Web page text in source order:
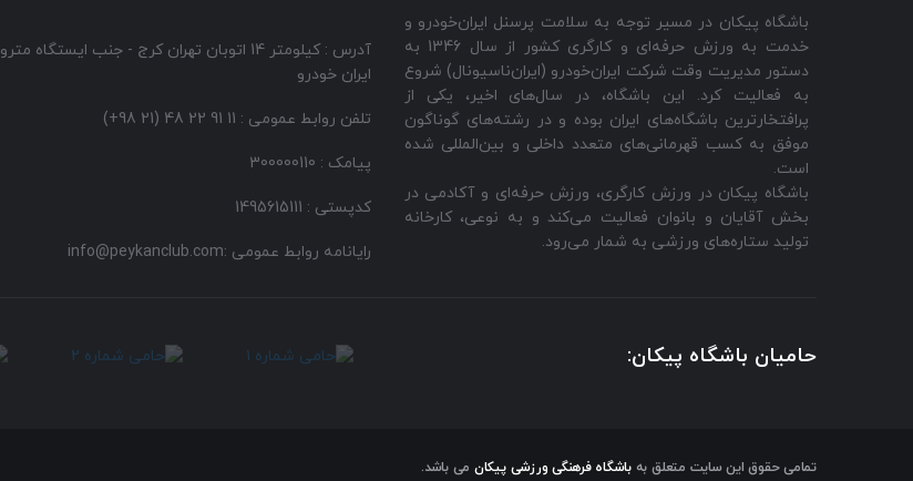
باشگاه پیکان در مسیر توجه به سلامت پرسنل ایران‌خودرو و
خدمت به ورزش حرفه‌ای و کارگری کشور از سال 1346 به
دستور مدیریت وقت شرکت ایران‌خودرو (ایران‌ناسیونال) شروع
به فعالیت‌ کرد. این باشگاه، در سال‌های اخیر، یکی از
پرافتخارترین باشگاه‌های ایران بوده و در رشته‌های گوناگون
موفق به کسب قهرمانی‌های متعدد داخلی و بین‌المللی شده
است.
باشگاه پیکان در ورزش کارگری، ورزش حرفه‌ای و آکادمی در
بخش آقایان و بانوان فعالیت می‌کند و به نوعی، کارخانه
تولید ستاره‌های ورزشی به شمار می‌رود.
آدرس : کیلومتر 14 اتوبان تهران کرج - جنب ایستگاه مترو
ایران خودرو
تلفن روابط عمومی : 11 91 22 48 (21 98+)
پیامک : 300000110
کدپستی : 1495615111
رایانامه روابط عمومی :info@peykanclub.com
حامیان باشگاه پیکان:
تمامی حقوق این سایت متعلق بهباشگاه فرهنگی ورزشی پیکان می باشد.